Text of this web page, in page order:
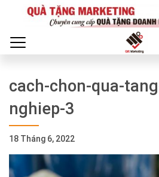
cach-chon-qua-
nghiep-3
18 Tháng 6, 2022